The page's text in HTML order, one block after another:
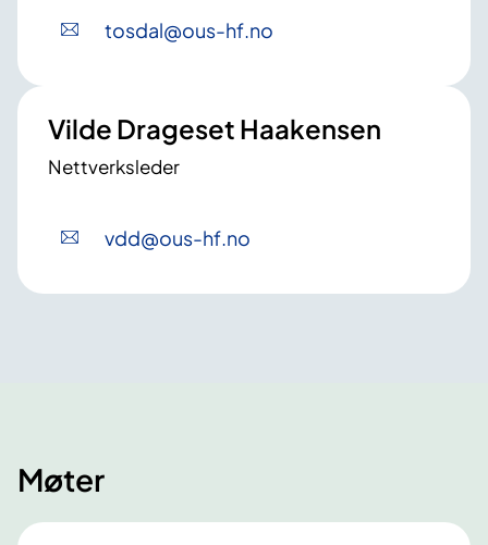
tosdal@ous-hf.no
Vilde Drageset Haakensen
Nettverksleder
vdd@ous-hf.no
Møter